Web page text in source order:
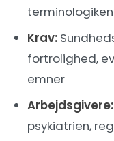
Krav:
fortrolighed,
emner
Arbejdsgivere:
psykiatrien,